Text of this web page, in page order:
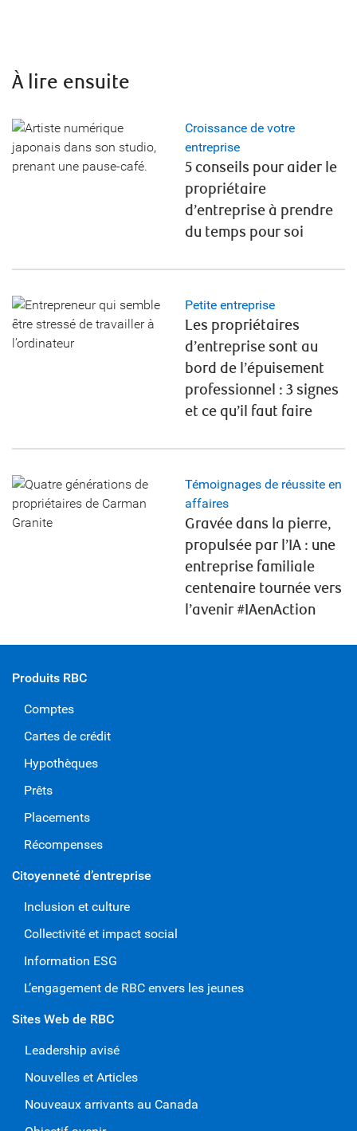
À lire ensuite
Croissance de votre
entreprise
5 conseils pour aider le
propriétaire
d’entreprise à prendre
du temps pour soi
Petite entreprise
Les propriétaires
d’entreprise sont au
bord de l’épuisement
professionnel : 3 signes
et ce qu’il faut faire
Témoignages de réussite en
affaires
Gravée dans la pierre,
propulsée par l’IA : une
entreprise familiale
centenaire tournée vers
l’avenir #IAenAction
Produits RBC
Comptes
Cartes de crédit
Hypothèques
Prêts
Placements
Récompenses
Citoyenneté d’entreprise
Inclusion et culture
Collectivité et impact social
Information ESG
L’engagement de RBC envers les jeunes
Sites Web de RBC
Leadership avisé
Nouvelles et Articles
Nouveaux arrivants au Canada